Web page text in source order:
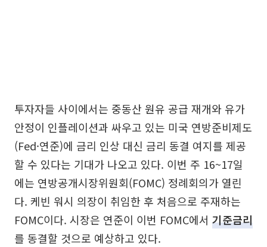
투자자들 사이에서는 중동산 원유 공급 재개와 유가
안정이 인플레이션과 싸우고 있는 미국 연방준비제도
(Fed·연준)에 금리 인상 대신 금리 동결 여지를 제공
할 수 있다는 기대가 나오고 있다. 이번 주 16~17일
에는 연방공개시장위원회(FOMC) 정례회의가 열린
다. 케빈 워시 의장이 취임한 후 처음으로 주재하는
FOMC이다. 시장은 연준이 이번 FOMC에서 기준금리
를 동결할 것으로 예상하고 있다.